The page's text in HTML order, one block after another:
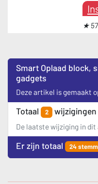
★
Smart Oplaad block,
gadgets
Deze artikel is gemaakt
Totaal 2
De laatste wijziging in
Er zijn totaal 24